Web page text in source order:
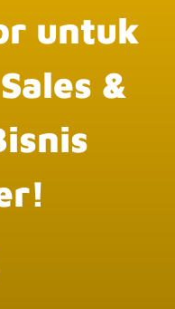
untuk
&